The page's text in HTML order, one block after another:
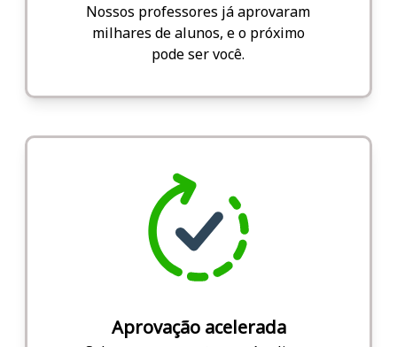
Nossos professores já aprovaram
milhares de alunos, e o próximo
pode ser você.
Aprovação acelerada